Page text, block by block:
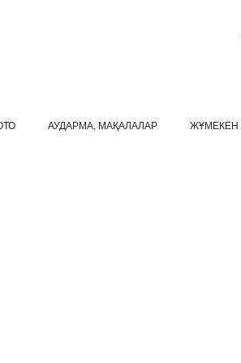
АУДАРМА, МАҚАЛАЛАР ЖҰМЕКЕН